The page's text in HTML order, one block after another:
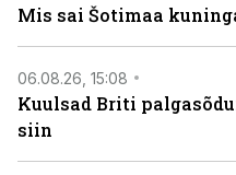
Mis sai Šotimaa
06.08.26, 15:08
Kuulsad Briti
siin